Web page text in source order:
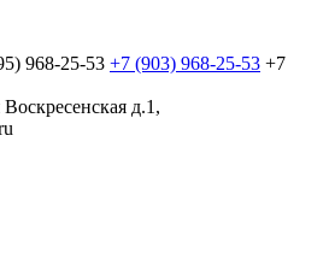
968-25-53 +7 (903) 968-25-53 +7
д.1,